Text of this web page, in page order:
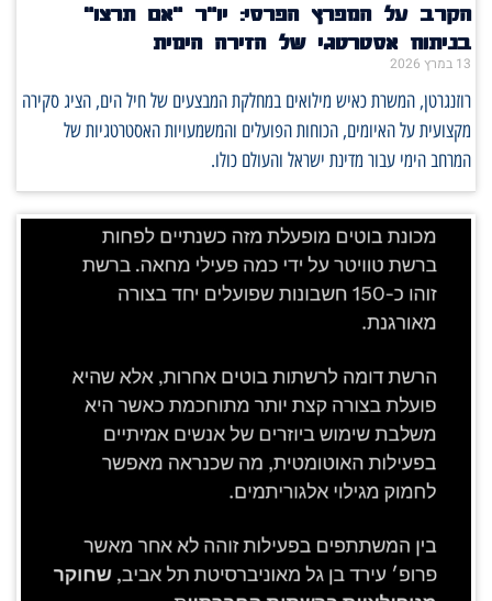
הקרב על המפרץ הפרסי: יו"ר "אם תרצו"
בניתוח אסטרטגי של הזירה הימית
13 במרץ 2026
רוזנגרטן, המשרת כאיש מילואים במחלקת המבצעים של חיל הים, הציג סקירה
מקצועית על האיומים, הכוחות הפועלים והמשמעויות האסטרטגיות של
המרחב הימי עבור מדינת ישראל והעולם כולו.